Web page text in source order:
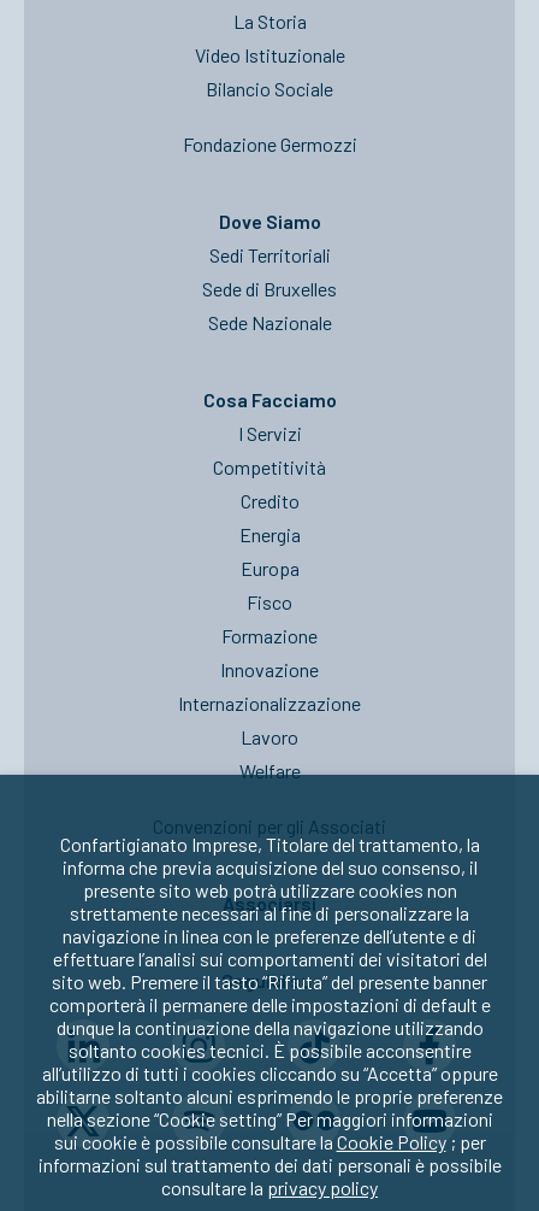
La Storia
Video Istituzionale
Bilancio Sociale
Fondazione Germozzi
Dove Siamo
Sedi Territoriali
Sede di Bruxelles
Sede Nazionale
Cosa Facciamo
I Servizi
Competitività
Credito
Energia
Europa
Fisco
Formazione
Innovazione
Internazionalizzazione
Lavoro
Welfare
Convenzioni per gli Associati
Associarsi
Seguici su:
Confartigianato Imprese, Titolare del trattamento, la
informa che previa acquisizione del suo consenso, il
presente sito web potrà utilizzare cookies non
strettamente necessari al fine di personalizzare la
navigazione in linea con le preferenze dell’utente e di
effettuare l’analisi sui comportamenti dei visitatori del
sito web. Premere il tasto “Rifiuta” del presente banner
comporterà il permanere delle impostazioni di default e
dunque la continuazione della navigazione utilizzando
soltanto cookies tecnici. È possibile acconsentire
all’utilizzo di tutti i cookies cliccando su “Accetta” oppure
abilitarne soltanto alcuni esprimendo le proprie preferenze
nella sezione “Cookie setting” Per maggiori informazioni
sui cookie è possibile consultare la Cookie Policy; per
informazioni sul trattamento dei dati personali è possibile
consultare la privacy policy